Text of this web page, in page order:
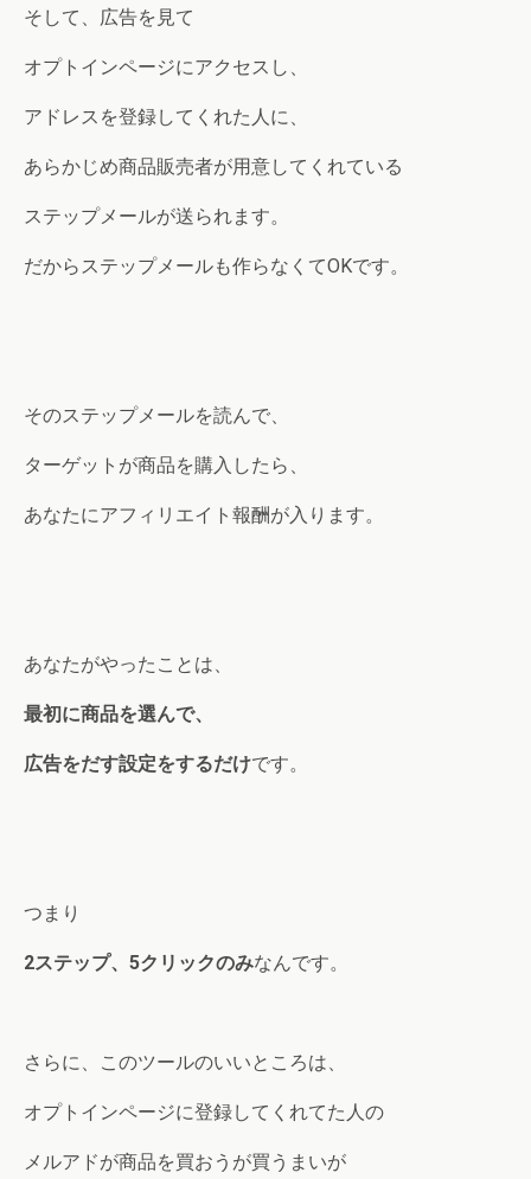
そして、広告を見て
オプトインページにアクセスし、
アドレスを登録してくれた人に、
あらかじめ商品販売者が用意してくれている
ステップメールが送られます。
だからステップメールも作らなくてOKです。
そのステップメールを読んで、
ターゲットが商品を購入したら、
あなたにアフィリエイト報酬が入ります。
あなたがやったことは、
最初に商品を選んで、
広告をだす設定をするだけです。
つまり
2ステップ、5クリックのみなんです。
さらに、このツールのいいところは、
オプトインページに登録してくれてた人の
メルアドが商品を買おうが買うまいが